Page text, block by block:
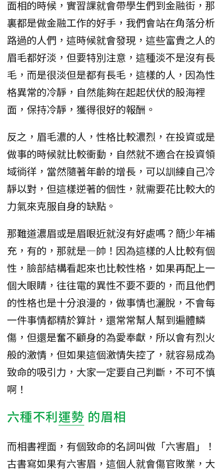
面相的時候，實習課就會帶學生們到金融街，那
裏都是做金融工作的好手，我們會站在角落分析
路過的人們，這時候就會發現，這些富貴之人的
眉毛都好淡，但要特別注意，這種淡不是沒有長
毛，而是很淡但是都有長毛，這樣的人，因為性
格異常的冷靜，自然能夠在起起伏伏的股海裡
面，保持冷靜，獲得很好的報酬。
反之，眉毛濃的人，性格比較濃烈，在投資或是
做事的時候就比較衝動，自然就不適合在投資領
域徜徉，當然隨著年齡的增長，可以訓練自己冷
靜以對，但這樣逆著的個性，就需要花比較大的
力氣來克服自身的缺點。
那難道濃眉或是眉眼近就沒有好處嗎？簡少年補
充，有的，那就是—帥！因為這樣的人比較有個
性，臉部結構看起來也比較性格，如果再配上一
個大眼睛，往往電的異性不要不要的，而且他們
的性格也是十分浪漫的，做事情也灑脫，不會每
一件事情都精於算計，還常常幫人幫到遍體鱗
傷，但還是奮不顧身的為愛奉獻，所以會有烈火
般的激情，但如果這個激情失控了，就容易成為
致命的吸引力，大家一定要自己判斷，不可不慎
啊！
六種不利運勢 的眉相
而相書裡面，有個致命的名詞叫做「六害眉」！
古書寫如果有六害眉，這個人就會傷官敗業，大